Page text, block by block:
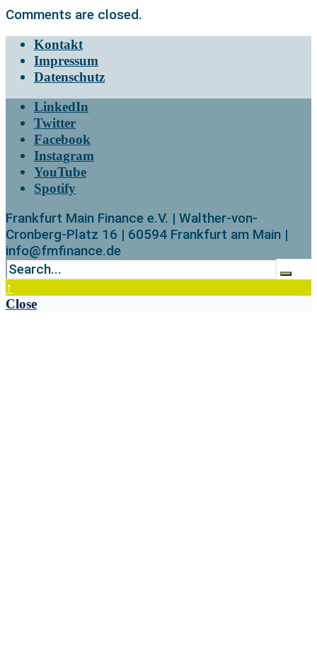
Comments are closed.
Kontakt
Impressum
Datenschutz
LinkedIn
Twitter
Facebook
Instagram
YouTube
Spotify
Frankfurt Main Finance e.V. | Walther-von-
Cronberg-Platz 16 | 60594 Frankfurt am Main |
info@fmfinance.de
↑
Close